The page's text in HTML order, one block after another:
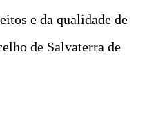
e da qualidade de
de Salvaterra de